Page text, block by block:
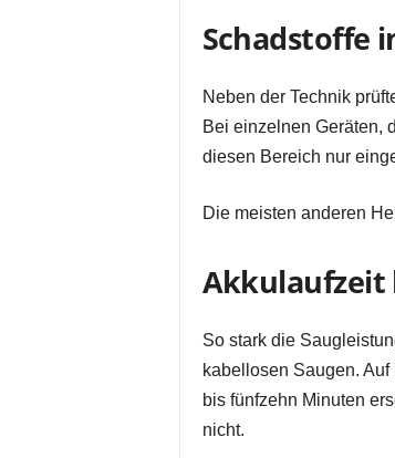
Schadstoffe
Neben der Technik
Bei einzelnen Geräten,
diesen Bereich nur
Die meisten anderen
Akkulaufzeit
So stark die
kabellosen Saugen.
bis fünfzehn Minuten
nicht.